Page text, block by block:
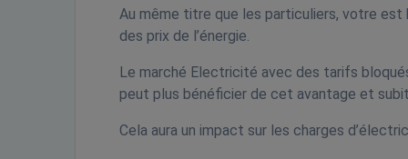
Au même titre que les particuliers, votre est
des prix de l’énergie.
Le marché Electricité avec des tarifs
peut plus bénéficier de cet avantage et
Cela aura un impact sur les charges